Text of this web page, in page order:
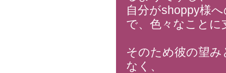
自分がshoppy様
で、色々なこと
そのため彼の望
なく、